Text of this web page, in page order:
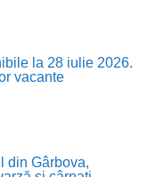
la 28 iulie 2026.
vacante
din Gârbova,